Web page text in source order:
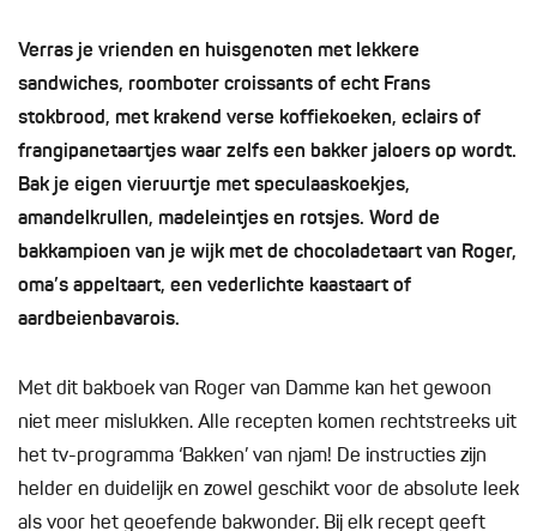
Verras je vrienden en huisgenoten met lekkere
sandwiches, roomboter croissants of echt Frans
stokbrood, met krakend verse koffiekoeken, eclairs of
frangipanetaartjes waar zelfs een bakker jaloers op wordt.
Bak je eigen vieruurtje met speculaaskoekjes,
amandelkrullen, madeleintjes en rotsjes. Word de
bakkampioen van je wijk met de chocoladetaart van Roger,
oma’s appeltaart, een vederlichte kaastaart of
aardbeienbavarois.
Met dit bakboek van Roger van Damme kan het gewoon
niet meer mislukken. Alle recepten komen rechtstreeks uit
het tv-programma ‘Bakken’ van njam! De instructies zijn
helder en duidelijk en zowel geschikt voor de absolute leek
als voor het geoefende bakwonder. Bij elk recept geeft